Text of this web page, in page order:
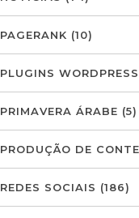
PAGERANK (10)
PLUGINS WORDPRESS
PRIMAVERA ÁRABE (5)
PRODUÇÃO DE
REDES SOCIAIS (186)